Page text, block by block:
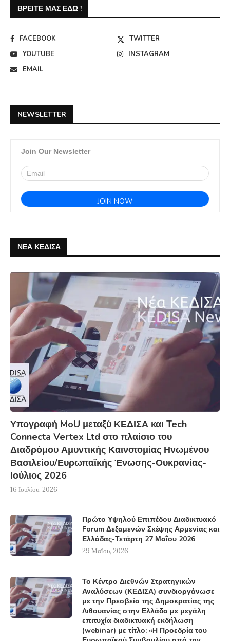
ΒΡΕΊΤΕ ΜΑΣ ΕΔΏ !
FACEBOOK
TWITTER
YOUTUBE
INSTAGRAM
EMAIL
NEWSLETTER
Join Our Newsletter
ΝΕΑ ΚΕΔΙΣΑ
Υπογραφή MoU μεταξύ ΚΕΔΙΣΑ και Tech
Connecta Vertex Ltd στο πλαίσιο του
Διαδρόμου Αμυντικής Καινοτομίας Ηνωμένου
Βασιλείου/Ευρωπαϊκής Ένωσης-Ουκρανίας-
Ιούλιος 2026
16 Ιουλίου, 2026
Πρώτο Υψηλού Επιπέδου Διαδικτυακό
Forum Δεξαμενών Σκέψης Αρμενίας και
Ελλάδας-Τετάρτη 27 Μαΐου 2026
29 Μαΐου, 2026
Το Κέντρο Διεθνών Στρατηγικών
Αναλύσεων (ΚΕΔΙΣΑ) συνδιοργάνωσε
με την Πρεσβεία της Δημοκρατίας της
Λιθουανίας στην Ελλάδα με μεγάλη
επιτυχία διαδικτυακή εκδήλωση
(webinar) με τίτλο: «Η Προεδρία του